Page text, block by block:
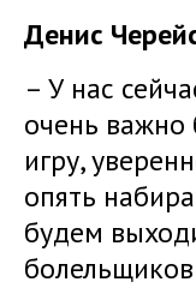
Денис
– У нас
очень важно
игру,
опять
будем